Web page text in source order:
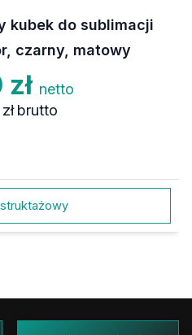
kubek do sublimacji
czarny, matowy
netto
brutto